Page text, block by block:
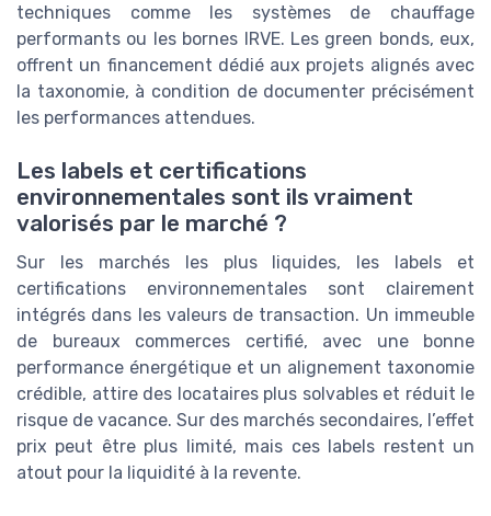
techniques comme les systèmes de chauffage
performants ou les bornes IRVE. Les green bonds, eux,
offrent un financement dédié aux projets alignés avec
la taxonomie, à condition de documenter précisément
les performances attendues.
Les labels et certifications
environnementales sont ils vraiment
valorisés par le marché ?
Sur les marchés les plus liquides, les labels et
certifications environnementales sont clairement
intégrés dans les valeurs de transaction. Un immeuble
de bureaux commerces certifié, avec une bonne
performance énergétique et un alignement taxonomie
crédible, attire des locataires plus solvables et réduit le
risque de vacance. Sur des marchés secondaires, l’effet
prix peut être plus limité, mais ces labels restent un
atout pour la liquidité à la revente.